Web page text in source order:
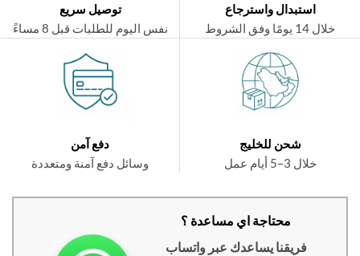
استبدال واسترجاع
توصيل سريع
نفس اليوم للطلبات قبل 8 مساءً
شحن للخليج
دفع آمن
وسائل دفع آمنة ومتعددة
محتاجة اي مساعدة ؟
فريقنا يساعدك عبر واتساب